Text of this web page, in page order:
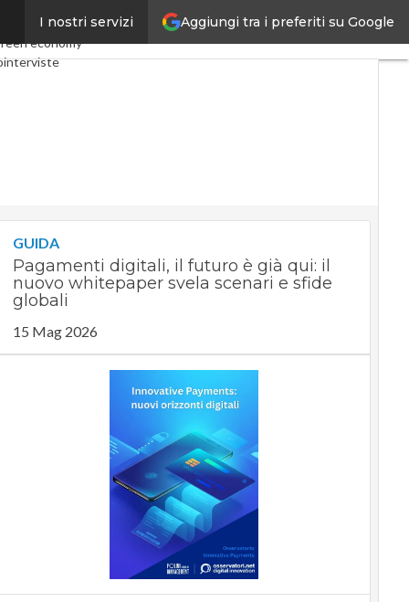
Aggiungi tra i preferiti su Google
I nostri servizi
Telco Industria 4.0
economy
GUIDA
Pagamenti digitali, il futuro è già qui: il
nuovo whitepaper svela scenari e sfide
globali
15 Mag 2026